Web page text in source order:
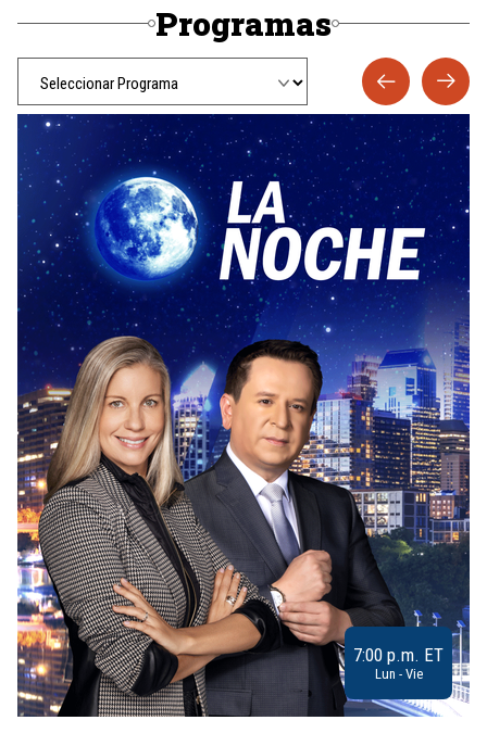
Programas
7:00 p.m. ET
Lun - Vie